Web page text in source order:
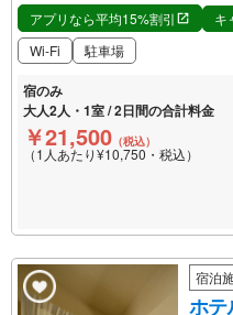
アプリなら平均15%割引
キ
Wi-Fi
駐車場
宿のみ
大人2人・1室 / 2日間の合計料金
￥21,500 （税込）
（1人あたり¥10,750・税込）
宿泊
ホテ